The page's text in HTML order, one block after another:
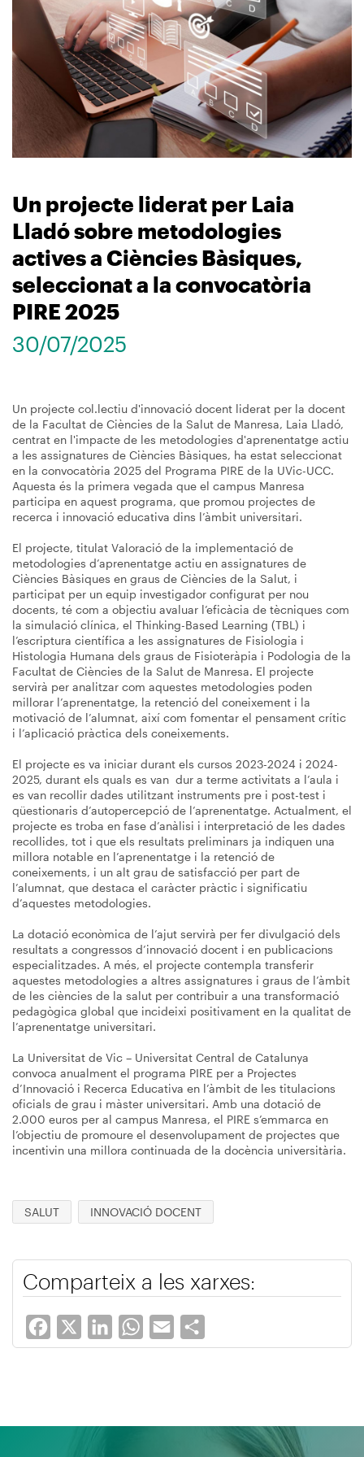
Un projecte liderat per Laia
Lladó sobre metodologies
actives a Ciències Bàsiques,
seleccionat a la convocatòria
PIRE 2025
30/07/2025
Un projecte col.lectiu d'innovació docent liderat per la docent
de la Facultat de Ciències de la Salut de Manresa, Laia Lladó,
centrat en l'impacte de les metodologies d'aprenentatge actiu
a les assignatures de Ciències Bàsiques, ha estat seleccionat
en la convocatòria 2025 del Programa PIRE de la UVic-UCC.
Aquesta és la primera vegada que el campus Manresa
participa en aquest programa, que promou projectes de
recerca i innovació educativa dins l’àmbit universitari.
El projecte, titulat Valoració de la implementació de
metodologies d’aprenentatge actiu en assignatures de
Ciències Bàsiques en graus de Ciències de la Salut, i
participat per un equip investigador configurat per nou
docents, té com a objectiu avaluar l’eficàcia de tècniques com
la simulació clínica, el Thinking-Based Learning (TBL) i
l’escriptura científica a les assignatures de Fisiologia i
Histologia Humana dels graus de Fisioteràpia i Podologia de la
Facultat de Ciències de la Salut de Manresa. El projecte
servirà per analitzar com aquestes metodologies poden
millorar l’aprenentatge, la retenció del coneixement i la
motivació de l’alumnat, així com fomentar el pensament crític
i l’aplicació pràctica dels coneixements.
El projecte es va iniciar durant els cursos 2023-2024 i 2024-
2025, durant els quals es van dur a terme activitats a l’aula i
es van recollir dades utilitzant instruments pre i post-test i
qüestionaris d’autopercepció de l’aprenentatge. Actualment, el
projecte es troba en fase d’anàlisi i interpretació de les dades
recollides, tot i que els resultats preliminars ja indiquen una
millora notable en l’aprenentatge i la retenció de
coneixements, i un alt grau de satisfacció per part de
l’alumnat, que destaca el caràcter pràctic i significatiu
d’aquestes metodologies.
La dotació econòmica de l’ajut servirà per fer divulgació dels
resultats a congressos d’innovació docent i en publicacions
especialitzades. A més, el projecte contempla transferir
aquestes metodologies a altres assignatures i graus de l’àmbit
de les ciències de la salut per contribuir a una transformació
pedagògica global que incideixi positivament en la qualitat de
l’aprenentatge universitari.
La Universitat de Vic – Universitat Central de Catalunya
convoca anualment el programa PIRE per a Projectes
d’Innovació i Recerca Educativa en l’àmbit de les titulacions
oficials de grau i màster universitari. Amb una dotació de
2.000 euros per al campus Manresa, el PIRE s’emmarca en
l’objectiu de promoure el desenvolupament de projectes que
incentivin una millora continuada de la docència universitària.
SALUT INNOVACIÓ DOCENT
Comparteix a les xarxes:
Facebook LinkedInWhatsApp
Email